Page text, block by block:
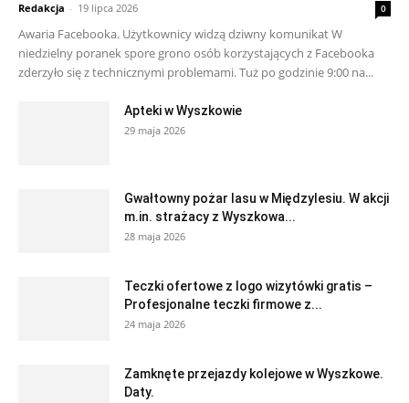
Redakcja - 19 lipca 2026 0
Awaria Facebooka. Użytkownicy widzą dziwny komunikat W
niedzielny poranek spore grono osób korzystających z Facebooka
zderzyło się z technicznymi problemami. Tuż po godzinie 9:00 na...
Apteki w Wyszkowie
29 maja 2026
Gwałtowny pożar lasu w Międzylesiu. W akcji
m.in. strażacy z Wyszkowa...
28 maja 2026
Teczki ofertowe z logo wizytówki gratis –
Profesjonalne teczki firmowe z...
24 maja 2026
Zamknęte przejazdy kolejowe w Wyszkowe.
Daty.